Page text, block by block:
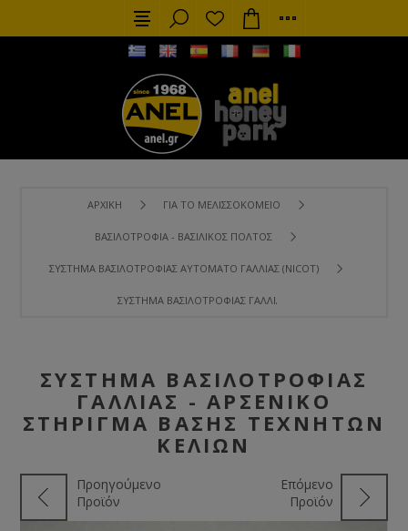
ΑΡΧΙΚΉ ΓΙΑ ΤΟ ΜΕΛΙΣΣΟΚΟΜΕΊΟ
ΒΑΣΙΛΟΤΡΟΦΊΑ - ΒΑΣΙΛΙΚΌΣ ΠΟΛΤΌΣ
ΣΎΣΤΗΜΑ ΒΑΣΙΛΟΤΡΟΦΊΑΣ ΑΥΤΌΜΑΤΟ ΓΑΛΛΊΑΣ (NICOT)
ΣΎΣΤΗΜΑ ΒΑΣΙΛΟΤΡΟΦΊΑΣ ΓΑΛΛΊΑΣ - ΑΡΣΕΝΙΚΌ ΣΤΉΡΙΓΜΑ
ΣΎΣΤΗΜΑ ΒΑΣΙΛΟΤΡΟΦΊΑΣ
ΓΑΛΛΊΑΣ - ΑΡΣΕΝΙΚΌ
ΣΤΉΡΙΓΜΑ ΒΆΣΗΣ ΤΕΧΝΗΤΏΝ
ΚΕΛΙΏΝ
Προηγούμενο
Προϊόν
Επόμενο
Προϊόν